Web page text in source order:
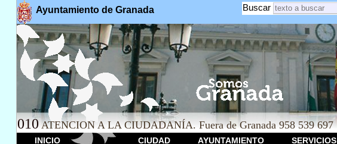
Ayuntamiento de Granada Buscar
010 ATENCION A LA CIUDADANÍA. Fuera de Granada 958 539 697
INICIO CIUDAD AYUNTAMIENTO SERVICIOS